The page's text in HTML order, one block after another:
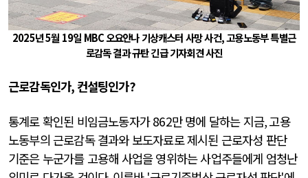
2025년5월 19일 MBC오요안나 기상캐스터 사망 사건, 고용노동부 특별근
로감독 결과 규탄 긴급 기자회견 사진
근로감독인가, 컨설팅인가?
통계로 확인된 비임금노동자가862만 명에 달하는 지금,고용
노동부의 근로감독 결과와 보도자료로 제시된 근로자성 판단
기준은 누군가를 고용해 사업을 영위하는 사업주들에게 엄청난